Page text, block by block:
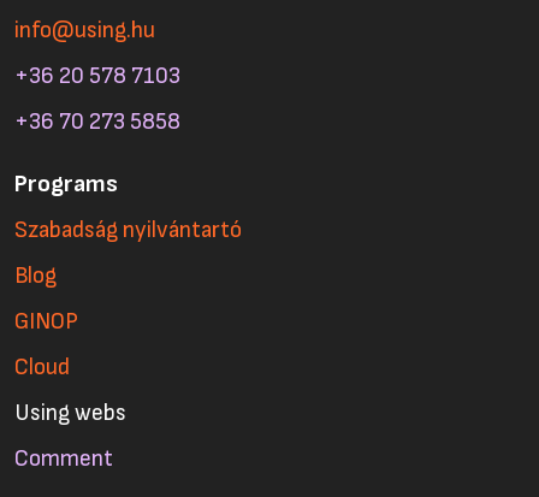
info@using.hu
+36 20 578 7103
+36 70 273 5858
Programs
Szabadság nyilvántartó
Blog
GINOP
Cloud
Using webs
Comment